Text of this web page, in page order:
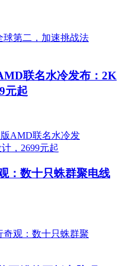
联名水冷发布：2K
元起
：数十只蛛群聚电线